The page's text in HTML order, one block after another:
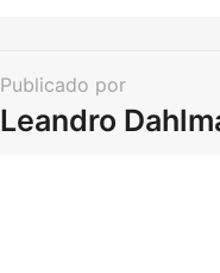
Publicado por
Leandro